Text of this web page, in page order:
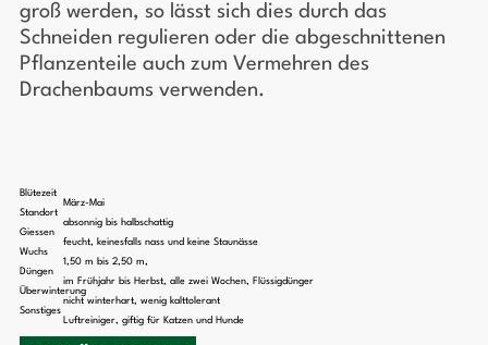
groß werden, so lässt sich dies durch das
Schneiden regulieren oder die abgeschnittenen
Pflanzenteile auch zum Vermehren des
Drachenbaums verwenden.
Blütezeit
März-Mai
Standort
absonnig bis halbschattig
Giessen
feucht, keinesfalls nass und keine Staunässe
Wuchs
1,50 m bis 2,50 m,
Düngen
im Frühjahr bis Herbst, alle zwei Wochen, Flüssigdünger
Überwinterung
nicht winterhart, wenig kalttolerant
Sonstiges
Luftreiniger, giftig für Katzen und Hunde